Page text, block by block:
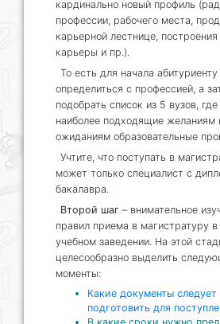
кардинально новый профиль
профессии, рабочего места,
карьерной лестнице, построения
карьеры и пр.).
То есть для начала
определиться с профессией, а
подобрать список из 5 вузов,
наиболее подходящие желаниям
ожиданиям образовательные
Учтите, что поступать в
может только специалист с
бакалавра.
Второй шаг – внимательное
правил приема в магистратуру
учебном заведении. На этой
целесообразно выделить
моменты:
Какие документы следует
подготовить для